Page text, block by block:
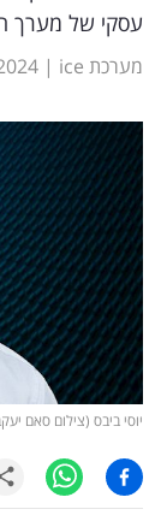
משפט
ומחקרים
דעות
רכילות
עסקית
קריפטו
ויראלי
עסקי
עסקי של מערך
מערכת ice |
יוסי ביבס (צילום סאם